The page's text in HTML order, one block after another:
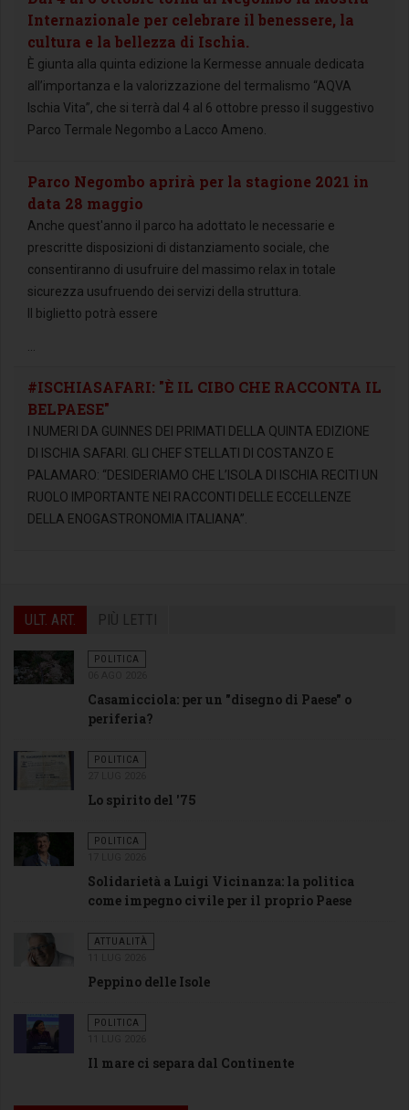
Internazionale per celebrare il benessere, la
cultura e la bellezza di Ischia.
È giunta alla quinta edizione la Kermesse annuale dedicata
all’importanza e la valorizzazione del termalismo “AQVA
Ischia Vita”, che si terrà dal 4 al 6 ottobre presso il suggestivo
Parco Termale Negombo a Lacco Ameno.
Parco Negombo aprirà per la stagione 2021 in
data 28 maggio
Anche quest'anno il parco ha adottato le necessarie e
prescritte disposizioni di distanziamento sociale, che
consentiranno di usufruire del massimo relax in totale
sicurezza usufruendo dei servizi della struttura.
Il biglietto potrà essere
#ISCHIASAFARI: "È IL CIBO CHE RACCONTA IL
BELPAESE"
I NUMERI DA GUINNES DEI PRIMATI DELLA QUINTA EDIZIONE
DI ISCHIA SAFARI. GLI CHEF STELLATI DI COSTANZO E
PALAMARO: “DESIDERIAMO CHE L’ISOLA DI ISCHIA RECITI UN
RUOLO IMPORTANTE NEI RACCONTI DELLE ECCELLENZE
DELLA ENOGASTRONOMIA ITALIANA”.
ULT. ART. PIÙ LETTI
POLITICA
Casamicciola: per un "disegno di Paese" o
periferia?
POLITICA
Lo spirito del '75
POLITICA
Solidarietà a Luigi Vicinanza: la politica
come impegno civile per il proprio Paese
ATTUALITÀ
Peppino delle Isole
POLITICA
Il mare ci separa dal Continente